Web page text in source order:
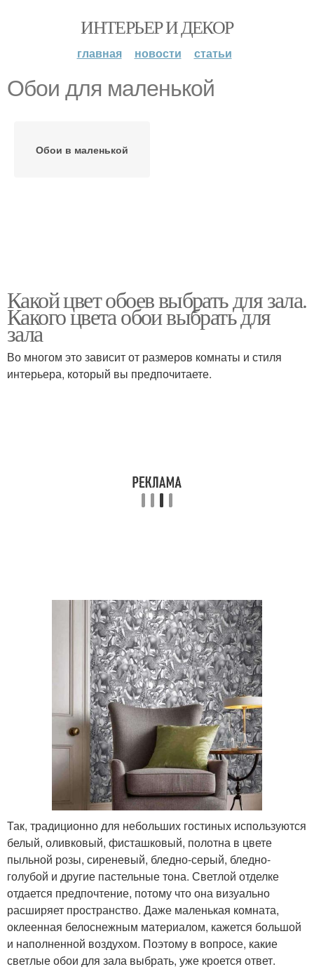
ИНТЕРЬЕР И ДЕКОР
главная новости статьи
Обои для маленькой
Обои в маленькой
Какой цвет обоев выбрать для зала.
Какого цвета обои выбрать для
зала
Во многом это зависит от размеров комнаты и стиля
интерьера, который вы предпочитаете.
Так, традиционно для небольших гостиных используются
белый, оливковый, фисташковый, полотна в цвете
пыльной розы, сиреневый, бледно-серый, бледно-
голубой и другие пастельные тона. Светлой отделке
отдается предпочтение, потому что она визуально
расширяет пространство. Даже маленькая комната,
оклеенная белоснежным материалом, кажется большой
и наполненной воздухом. Поэтому в вопросе, какие
светлые обои для зала выбрать, уже кроется ответ.